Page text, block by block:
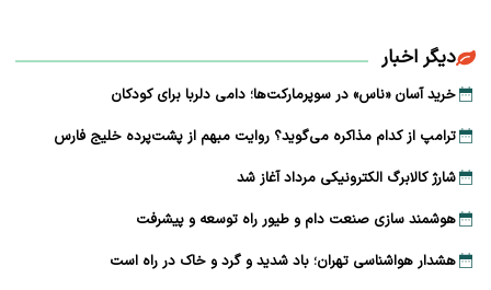
دیگر اخبار
خرید آسان «ناس» در سوپرمارکت‌ها؛ دامی دلربا برای کودکان
ترامپ از کدام مذاکره می‌گوید؟ روایت مبهم از پشت‌پرده خلیج فارس
شارژ کالابرگ الکترونیکی مرداد آغاز شد
هوشمند سازی صنعت دام و طیور راه توسعه و پیشرفت
هشدار هواشناسی تهران؛ باد شدید و گرد و خاک در راه است